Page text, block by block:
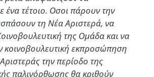
ένα τέτοιο. Οσοι πάρουν την
τη Νέα Αριστερά, να
της Ομάδα και να
κοινοβουλευτική εκπροσώπηση
την περίοδο της
παλινόρθωσης θα κριθούν